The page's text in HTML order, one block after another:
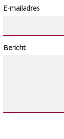
E-mailadres
Bericht